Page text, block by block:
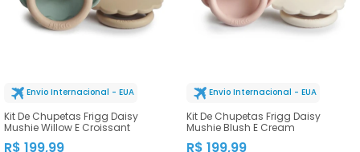
Envio Internacional - EUA
Kit De Chupetas Frigg Daisy
Mushie Willow E Croissant
R$ 199,99
Envio Internacional - EUA
Kit De Chupetas Frigg Daisy
Mushie Blush E Cream
R$ 199,99